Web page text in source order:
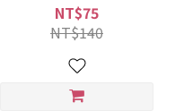
NT$75
NT$140